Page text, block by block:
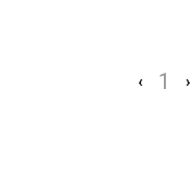
‹ 1 ›